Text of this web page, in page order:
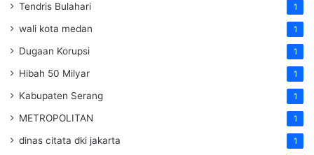
Tendris Bulahari 1
wali kota medan 1
Dugaan Korupsi 1
Hibah 50 Milyar 1
Kabupaten Serang 1
METROPOLITAN 1
dinas citata dki jakarta 1